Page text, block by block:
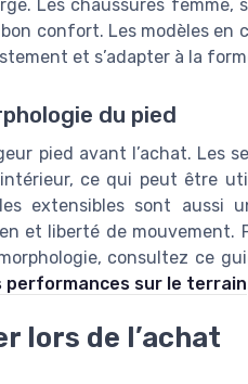
Les chaussures
confort. Les modèles en
et s’adapter à la
du pied
pied avant l’achat. Les
ce qui peut être
extensibles sont aussi
et liberté de mouvement.
consultez ce
performances sur le terrain
lors de l’achat